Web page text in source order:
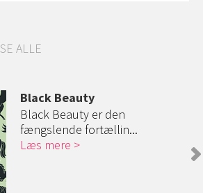
SE ALLE
Black Beauty
Black Beauty er den
fængslende fortællin...
Læs mere